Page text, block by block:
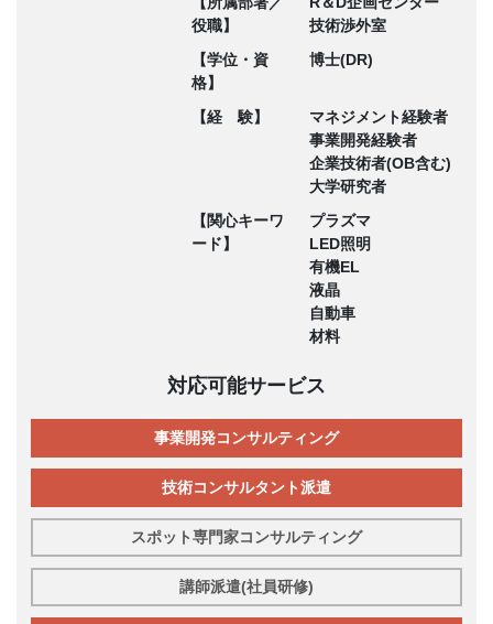
役職】
技術渉外室
【学位・資
格】
博士(DR)
【経 験】
マネジメント経験者
事業開発経験者
企業技術者(OB含む)
大学研究者
【関心キーワ
ード】
プラズマ
LED照明
有機EL
液晶
自動車
材料
対応可能サービス
事業開発コンサルティング
技術コンサルタント派遣
スポット専門家コンサルティング
講師派遣(社員研修)